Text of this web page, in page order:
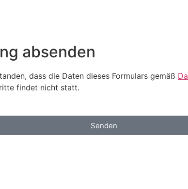
absenden
dass die Daten dieses Formulars gemäß
findet nicht statt.
Senden